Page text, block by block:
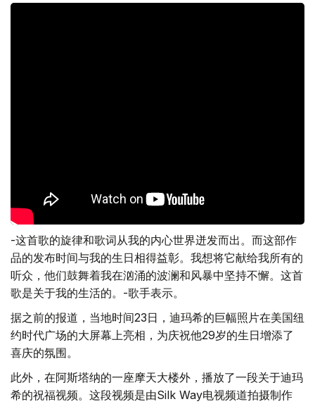
-这首歌的旋律和歌词从我的内心世界迸发而出。而这部作
品的发布时间与我的生日相得益彰。我想将它献给我所有的
听众，他们鼓舞着我在汹涌的波澜和风暴中坚持不懈。这首
歌是关于我的生活的。-歌手表示。
据之前的报道，当地时间23日，迪玛希的巨幅照片在美国纽
约时代广场的大屏幕上亮相，为庆祝他29岁的生日增添了
喜庆的氛围。
此外，在阿斯塔纳的一座摩天大楼外，播放了一段关于迪玛
希的祝福视频。这段视频是由Silk Way电视频道拍摄制作